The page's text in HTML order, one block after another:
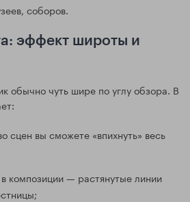
соборов.
эффект широты и
обычно чуть шире по углу обзора. В
сцен вы сможете «впихнуть» весь
композиции — растянутые линии